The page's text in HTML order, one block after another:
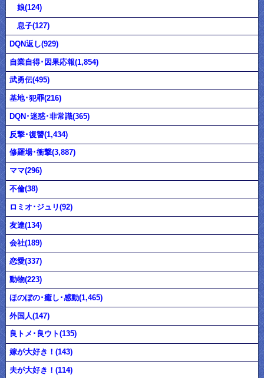
娘(124)
息子(127)
DQN返し(929)
自業自得･因果応報(1,854)
武勇伝(495)
基地･犯罪(216)
DQN･迷惑･非常識(365)
反撃･復讐(1,434)
修羅場･衝撃(3,887)
ママ(296)
不倫(38)
ロミオ･ジュリ(92)
友達(134)
会社(189)
恋愛(337)
動物(223)
ほのぼの･癒し･感動(1,465)
外国人(147)
良トメ･良ウト(135)
嫁が大好き！(143)
夫が大好き！(114)